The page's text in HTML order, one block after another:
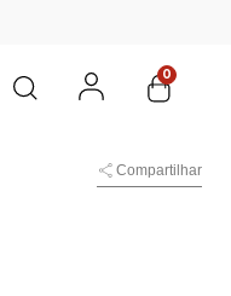
0
Compartilhar